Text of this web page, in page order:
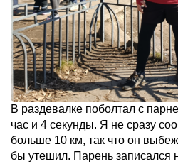
В раздевалке поболтал с
час и 4 секунды. Я не сразу
больше 10 км, так что он
бы утешил. Парень записался